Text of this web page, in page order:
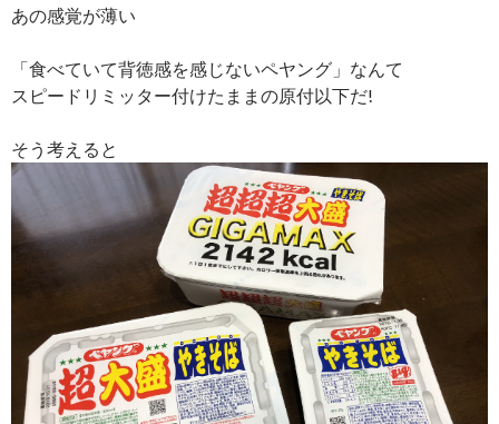
あの感覚が薄い
「食べていて背徳感を感じないペヤング」なんて
スピードリミッター付けたままの原付以下だ!
そう考えると